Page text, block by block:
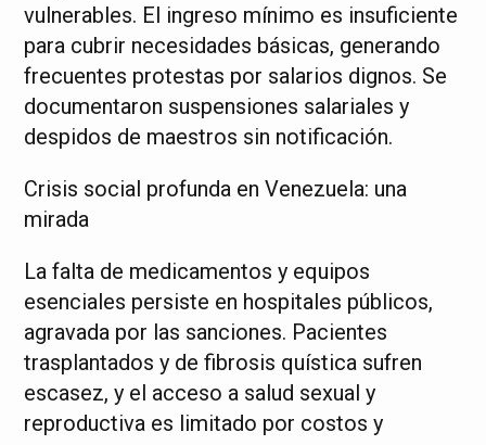
vulnerables. El ingreso mínimo es insuficiente
para cubrir necesidades básicas, generando
frecuentes protestas por salarios dignos. Se
documentaron suspensiones salariales y
despidos de maestros sin notificación.
Crisis social profunda en Venezuela: una
mirada
La falta de medicamentos y equipos
esenciales persiste en hospitales públicos,
agravada por las sanciones. Pacientes
trasplantados y de fibrosis quística sufren
escasez, y el acceso a salud sexual y
reproductiva es limitado por costos y